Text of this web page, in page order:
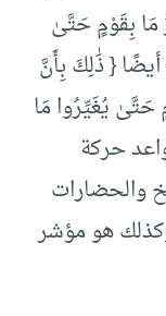
مَا بِقَوْمٍ حَتَّىٰ
{ ذَٰلِكَ بِأَنَّ
حَتَّىٰ يُغَيِّرُوا مَا
حركة
والحضارات
هو مؤشر